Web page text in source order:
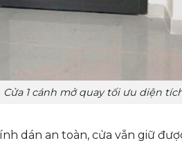
Cửa 1 cánh mở quay tối ưu diện
dán an toàn, cửa vẫn giữ